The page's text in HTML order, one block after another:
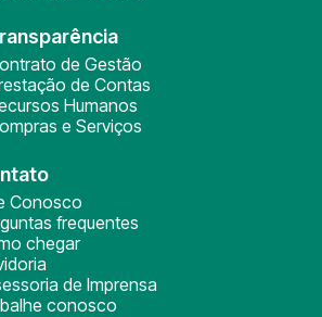
de Gestão
de Contas
Humanos
e Serviços
Conosco
frequentes
chegar
de Imprensa
conosco